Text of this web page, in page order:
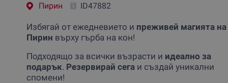
Пирин ID47882
Избягай от ежедневието и преживей магията на
Пирин върху гърба на кон!
Подходящо за всички възрасти и идеално за
подарък. Резервирай сега и създай уникални
спомени!